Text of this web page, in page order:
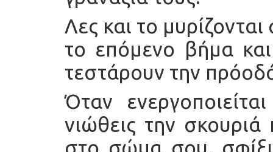
Λες και το μυρίζονται
το επόμενο βήμα
τεστάρουν την
Όταν
νιώθεις την
στο σώμα σου,